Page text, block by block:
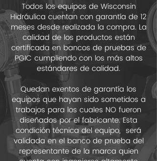
Todos los equipos de Wisconsin
Hidráulica cuentan con garantía de 12
meses desde realizada la compra. La
calidad de los productos están
certificada en bancos de pruebas de
PGIC cumpliendo con los más altos
estándares de calidad.
Quedan exentos de garantía los
equipos que hayan sido sometidos a
trabajos para los cuales NO fueron
diseñados por el fabricante. Esta
condición técnica del equipo, será
validada en el banco de prueba del
representante de la marca quien